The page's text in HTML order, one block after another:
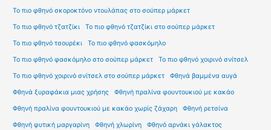
Το πιο φθηνό σκοροκτόνο ντουλάπας στο σούπερ μάρκετ
Το πιο φθηνό τζατζίκι Το πιο φθηνό τζατζίκι στο σούπερ μάρκετ
Το πιο φθηνό τσουρέκι Το πιο φθηνό φασκόμηλο
Το πιο φθηνό φασκόμηλο στο σούπερ μάρκετ Το πιο φθηνό χοιρινό σνίτσελ
Το πιο φθηνό χοιρινό σνίτσελ στο σούπερ μάρκετ Φθηνά βαμμένα αυγά
Φθηνά ξυραφάκια μιας χρήσης Φθηνή πραλίνα φουντουκιού με κακάο
Φθηνή πραλίνα φουντουκιού με κακάο χωρίς ζάχαρη Φθηνή ρετσίνα
Φθηνή φυτική μαργαρίνη Φθηνή χλωρίνη Φθηνό αρνάκι γάλακτος